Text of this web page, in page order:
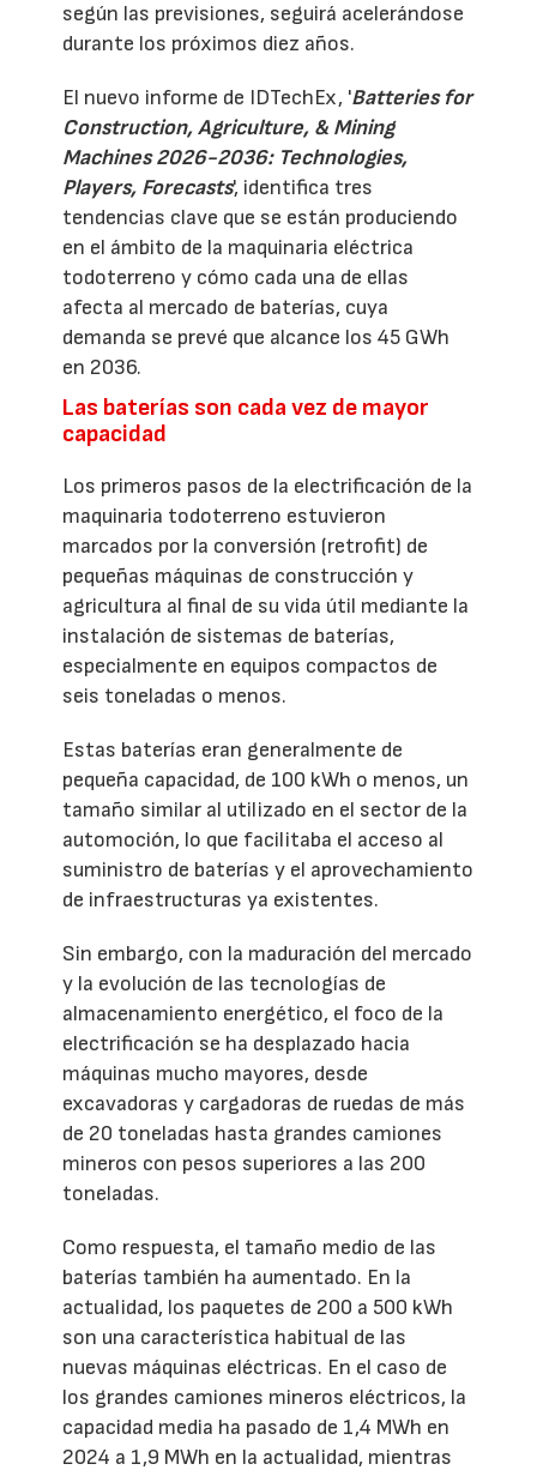
según las previsiones, seguirá acelerándose
durante los próximos diez años.
El nuevo informe de IDTechEx, 'Batteries for
Construction, Agriculture, & Mining
Machines 2026-2036: Technologies,
Players, Forecasts', identifica tres
tendencias clave que se están produciendo
en el ámbito de la maquinaria eléctrica
todoterreno y cómo cada una de ellas
afecta al mercado de baterías, cuya
demanda se prevé que alcance los 45 GWh
en 2036.
Las baterías son cada vez de mayor
capacidad
Los primeros pasos de la electrificación de la
maquinaria todoterreno estuvieron
marcados por la conversión (retrofit) de
pequeñas máquinas de construcción y
agricultura al final de su vida útil mediante la
instalación de sistemas de baterías,
especialmente en equipos compactos de
seis toneladas o menos.
Estas baterías eran generalmente de
pequeña capacidad, de 100 kWh o menos, un
tamaño similar al utilizado en el sector de la
automoción, lo que facilitaba el acceso al
suministro de baterías y el aprovechamiento
de infraestructuras ya existentes.
Sin embargo, con la maduración del mercado
y la evolución de las tecnologías de
almacenamiento energético, el foco de la
electrificación se ha desplazado hacia
máquinas mucho mayores, desde
excavadoras y cargadoras de ruedas de más
de 20 toneladas hasta grandes camiones
mineros con pesos superiores a las 200
toneladas.
Como respuesta, el tamaño medio de las
baterías también ha aumentado. En la
actualidad, los paquetes de 200 a 500 kWh
son una característica habitual de las
nuevas máquinas eléctricas. En el caso de
los grandes camiones mineros eléctricos, la
capacidad media ha pasado de 1,4 MWh en
2024 a 1,9 MWh en la actualidad, mientras